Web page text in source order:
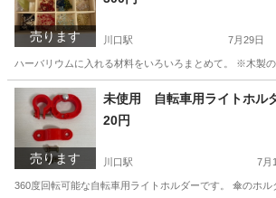
売ります 川口駅 7月29日
ハーバリウムに入れる材料をいろいろまとめて。 ※木製
埼玉 川口市 川口駅 インテリア雑貨/小物
売ります
未使用 自転車用ライトホル
20円
川口駅 7月
360度回転可能な自転車用ライトホルダーです。 傘のホ